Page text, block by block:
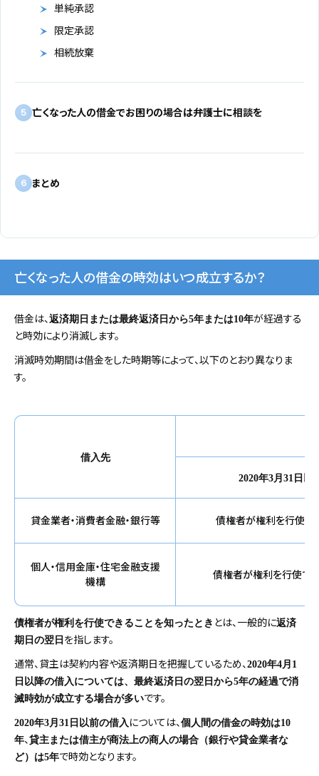
単純承認
限定承認
相続放棄
5 亡くなった人の借金でお困りの場合は弁護士に相談を
6 まとめ
亡くなった人の借金の時効はいつ成立するか？
借金は、返済期日または最終返済日から5年または10年が経過する
と時効により消滅します。
消滅時効期間は借金をした時期等によって、以下のとおり異なりま
す。
借入先
2020年3月31日以
貸金業者・消費者金融・銀行等 債権者が権利を行使で
個人・信用金庫・住宅金融支援
機構
債権者が権利を行使で
債権者が権利を行使できることを知ったとき とは、一般的に返済
期日の翌日 を指します。
通常、貸主は契約内容や返済期日を把握しているため、2020年4月1
日以降の借入については、最終返済日の翌日から5年の経過で消
滅時効が成立する場合が多いです。
2020年3月31日以前の借入 については、個人間の借金の時効は10
年、貸主または借主が商法上の商人の場合（銀行や貸金業者な
ど）は5年で時効となります。